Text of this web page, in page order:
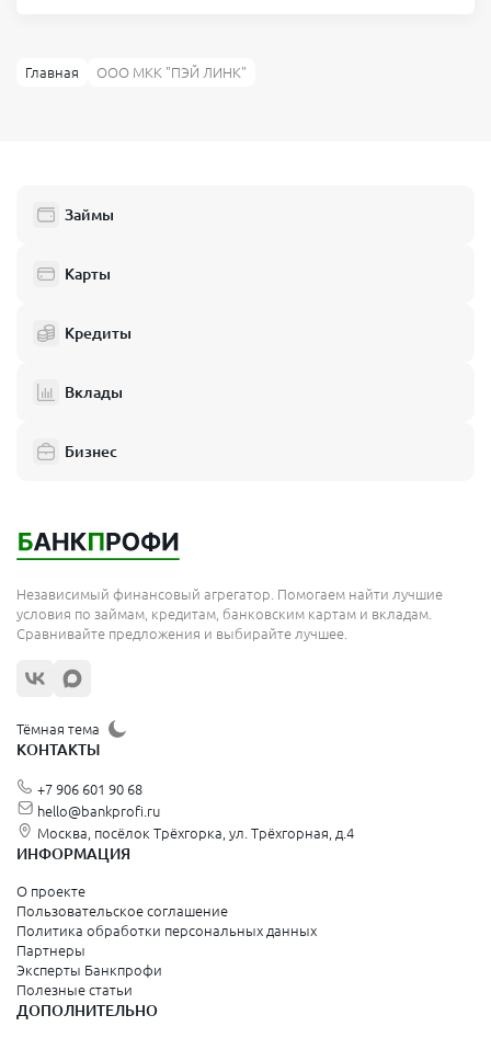
Главная ООО МКК "ПЭЙ ЛИНК"
Займы
Карты
Кредиты
Вклады
Бизнес
Независимый финансовый агрегатор. Помогаем найти лучшие
условия по займам, кредитам, банковским картам и вкладам.
Сравнивайте предложения и выбирайте лучшее.
Тёмная тема
КОНТАКТЫ
+7 906 601 90 68
hello@bankprofi.ru
Москва, посёлок Трёхгорка, ул. Трёхгорная, д.4
ИНФОРМАЦИЯ
О проекте
Пользовательское соглашение
Политика обработки персональных данных
Партнеры
Эксперты Банкпрофи
Полезные статьи
ДОПОЛНИТЕЛЬНО